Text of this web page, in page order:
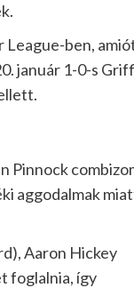
ben,
január 1-0-s
Pinnock
aggodalmak
Aaron Hickey
foglalnia, így